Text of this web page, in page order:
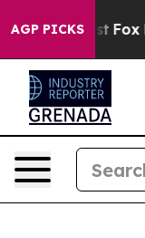
AGP PICKS
Exist Fox